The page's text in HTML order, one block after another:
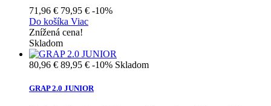
71,96 € 79,95 € -10%
Do košíka Viac
Znížená cena!
Skladom
80,96 € 89,95 € -10% Skladom
GRAP 2.0 JUNIOR